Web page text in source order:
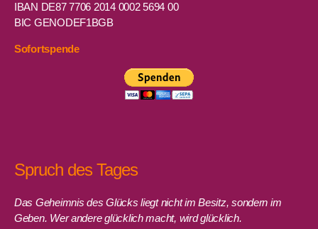
IBAN DE87 7706 2014 0002 5694 00
BIC GENODEF1BGB
Sofortspende
Spruch des Tages
Das Geheimnis des Glücks liegt nicht im Besitz, sondern im
Geben. Wer andere glücklich macht, wird glücklich.